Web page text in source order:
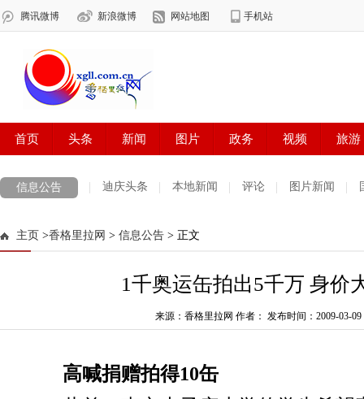
信息公告 迪庆头条 本地新闻 评论 图片新闻
主页 >香格里拉网 > 信息公告 > 正文
1千奥运缶拍出5千万 身价
来源：香格里拉网 作者： 发布时间：2009-03-09
高喊捐赠拍得10缶